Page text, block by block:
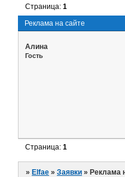
Реклама на сайте
Страница:1
Алина
Гость
Страница:1
»Elfae »Заявки »Реклама